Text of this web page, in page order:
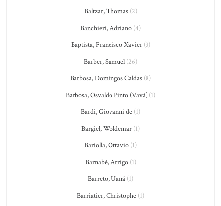
Baltzar, Thomas(2)
Banchieri, Adriano (4)
Baptista, Francisco Xavier(3)
Barber, Samuel (26)
Barbosa, Domingos Caldas (8)
Barbosa, Osvaldo Pinto (Vavá) (1)
Bardi, Giovanni de (1)
Bargiel, Woldemar (1)
Bariolla, Ottavio (1)
Barnabé, Arrigo(1)
Barreto, Uaná (1)
Barriatier, Christophe (1)